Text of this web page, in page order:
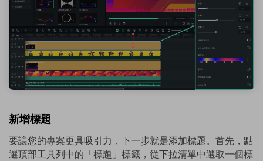
新增標題
要讓您的專案更具吸引力，下一步就是添加標題。首先，點
選頂部工具列中的「標題」標籤，從下拉清單中選取一個標